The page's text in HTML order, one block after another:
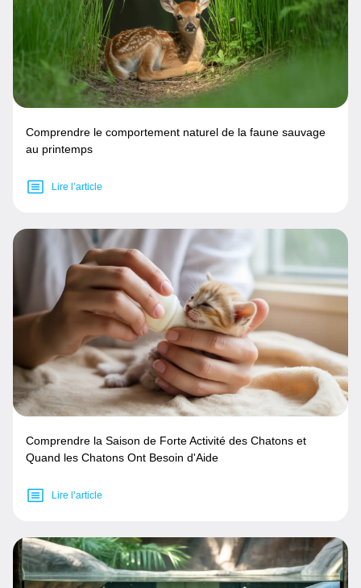
Comprendre le comportement naturel de la faune sauvage
au printemps
Lire l’article
Comprendre la Saison de Forte Activité des Chatons et
Quand les Chatons Ont Besoin d'Aide
Lire l’article